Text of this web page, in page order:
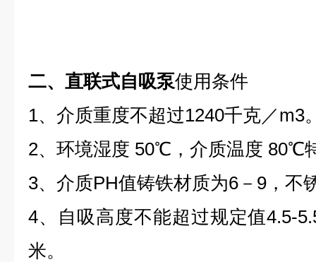
二、直联式自吸泵使用条件
1、介质重度不超过1240千克／m3
2、环境湿度 50℃，介质温度 80℃
3、介质PH值铸铁材质为6－9，不
4、自吸高度不能超过规定值4.5-
米。